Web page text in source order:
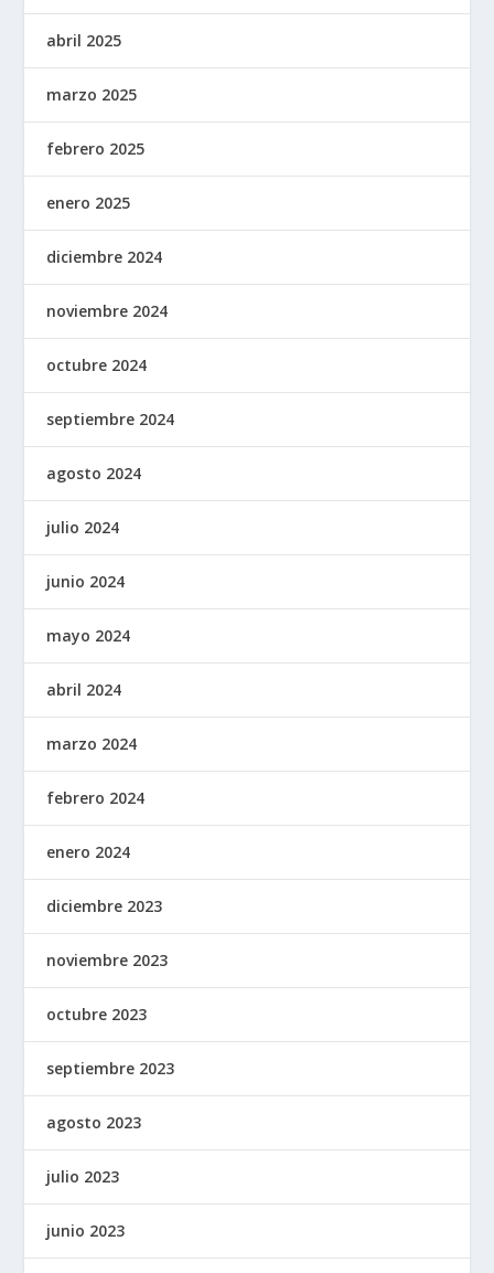
abril 2025
marzo 2025
febrero 2025
enero 2025
diciembre 2024
noviembre 2024
octubre 2024
septiembre 2024
agosto 2024
julio 2024
junio 2024
mayo 2024
abril 2024
marzo 2024
febrero 2024
enero 2024
diciembre 2023
noviembre 2023
octubre 2023
septiembre 2023
agosto 2023
julio 2023
junio 2023